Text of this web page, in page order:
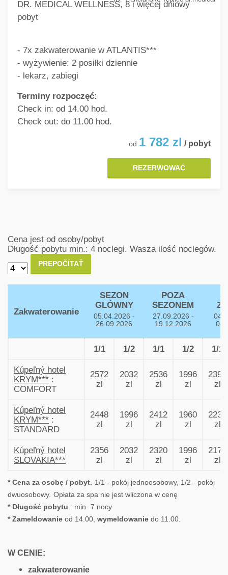
DR. MEDICAL WELLNESS, 8 i więcej dniowy
pobyt
- 7x zakwaterowanie w ATLANTIS***
- wyżywienie: 2 posiłki dziennie
- lekarz, zabiegi
Terminy rozpoczęć:
Check in: od 14.00 hod.
Check out: do 11.00 hod.
od 1 782 zl / pobyt
REZERWOWAĆ
Cena jest od osoby/pobyt
Długość pobytu min.: 4 noclegi. Wasza ilość noclegów.
PREPOČÍTAŤ
Zakwaterowanie
SEZON
GLÓWNY
05.04.2026 -
26.09.2026
POZA
SEZONEM
27.09.2026 -
19.12.2026
1/1 1/2 1/1 1/2 1/1
Kúpeľný hotel
KRYM*** :
COMFORT
2572
zl
2032
zl
2536
zl
1996
zl
2392
zl
Kúpeľný hotel
KRYM*** :
STANDARD
2448
zl
1996
zl
2412
zl
1960
zl
2232
zl
Kúpeľný hotel
SLOVAKIA***
2356
zl
2032
zl
2320
zl
1996
zl
2176
zl
* Cena za osobę / pobyt. 1/1 - pokój jednoosobowy, 1/2 - pokój
dwuosobowy. Opłata za spa nie jest wliczona w cenę
* Długość pobytu : min.
7 nocy
* Zameldowanie od 14.00, wymeldowanie do 11.00.
W CENIE:
zakwaterowanie